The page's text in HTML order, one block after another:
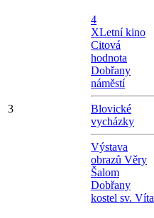
3
4
XLetní kino
Citová
hodnota
Dobřany
náměstí
Blovické
vycházky
Výstava
obrazů Věry
Šalom
Dobřany
kostel sv. Víta